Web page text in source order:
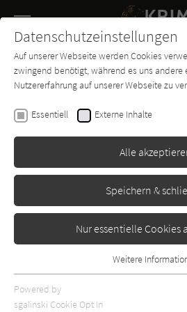
SUCHE
Buch-
Entdecker
Robert Brack
Der Fluch der
Erschienen: Januar 2008
Datenschutzeinstellungen
Auf unserer Webseite werden Cookies
zwingend benötigt, während es uns andere
Nutzererfahrung auf unserer Webseite zu
Essentiell Externe Inhalte
Alle
Speichern &
Nur essentielle Cookies
Essentielle Cookies werden für
Webseite benötigt. Dadurch ist
Weitere
Powered by
sgalinski Cookie Opt In